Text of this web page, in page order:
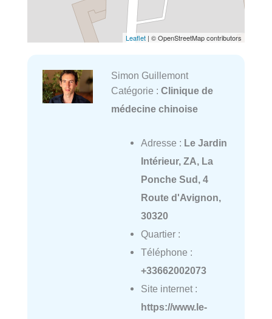
Leaflet | © OpenStreetMap contributors
Simon Guillemont
Catégorie : Clinique de
médecine chinoise
Adresse : Le Jardin
Intérieur, ZA, La
Ponche Sud, 4
Route d'Avignon,
30320
Quartier :
Téléphone :
+33662002073
Site internet :
https://www.le-